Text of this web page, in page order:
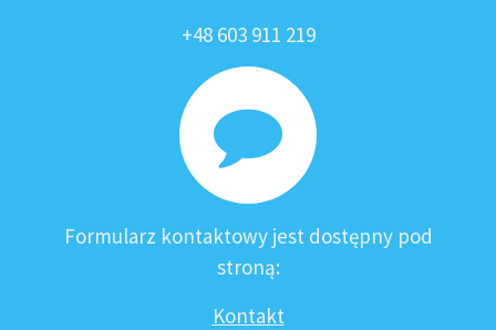
+48 603 911 219
Formularz kontaktowy jest dostępny pod
stroną:
Kontakt